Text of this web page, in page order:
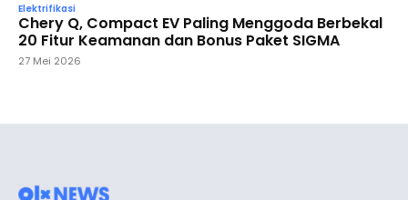
Elektrifikasi
Chery Q, Compact EV Paling Menggoda Berbekal
20 Fitur Keamanan dan Bonus Paket SIGMA
27 Mei 2026